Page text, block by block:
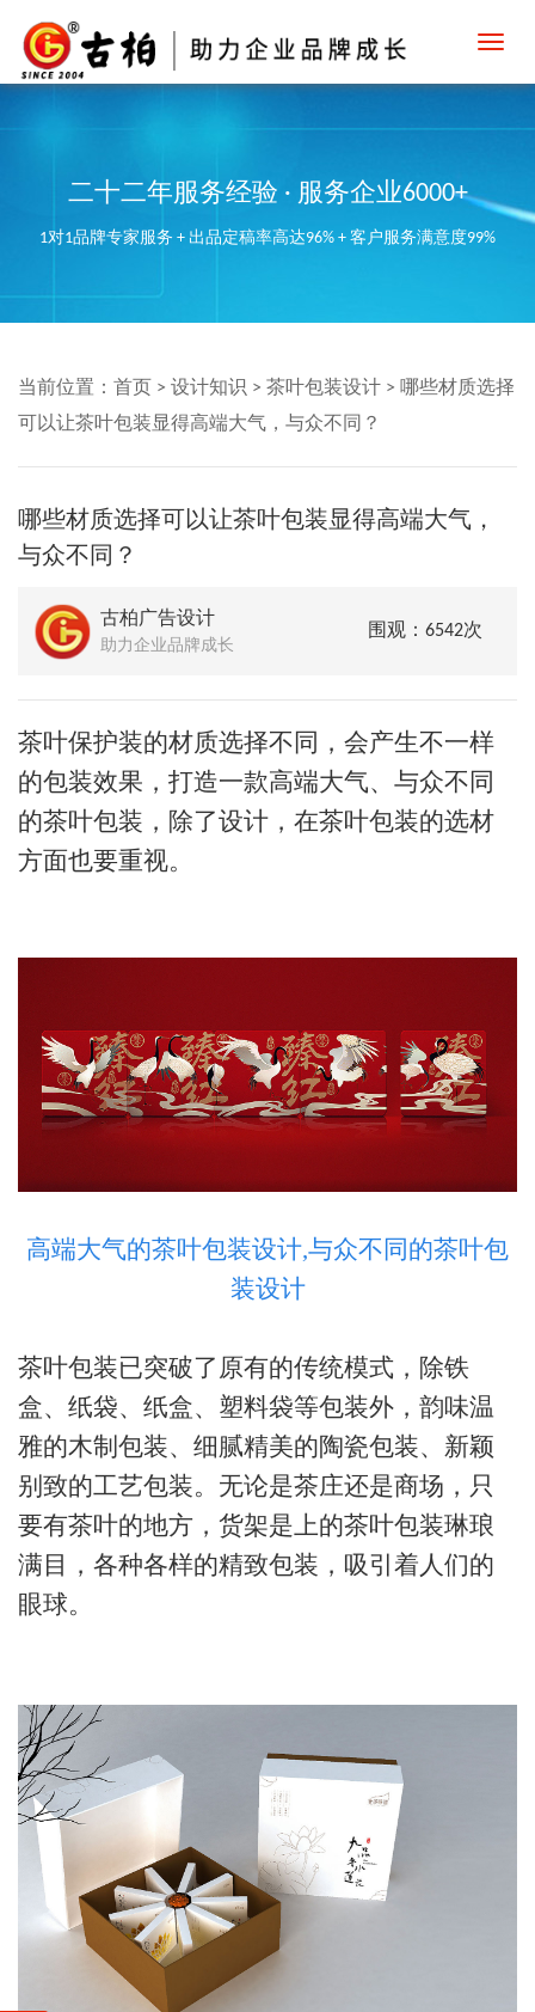
二十二年服务经验 · 服务企业6000+
1对1品牌专家服务 + 出品定稿率高达96% + 客户服务满意度99%
当前位置： 首页 > 设计知识 > 茶叶包装设计 > 哪些材质选择
可以让茶叶包装显得高端大气，与众不同？
哪些材质选择可以让茶叶包装显得高端大气，
与众不同？
古柏广告设计
助力企业品牌成长
围观：6542次
茶叶保护装的材质选择不同，会产生不一样
的包装效果，打造一款高端大气、与众不同
的茶叶包装，除了设计，在茶叶包装的选材
方面也要重视。
高端大气的茶叶包装设计,与众不同的茶叶包
装设计
茶叶包装已突破了原有的传统模式，除铁
盒、纸袋、纸盒、塑料袋等包装外，韵味温
雅的木制包装、细腻精美的陶瓷包装、新颖
别致的工艺包装。 无论是茶庄还是商场，只
要有茶叶的地方，货架是上的茶叶包装琳琅
满目，各种各样的精致包装， 吸引着人们的
眼球。